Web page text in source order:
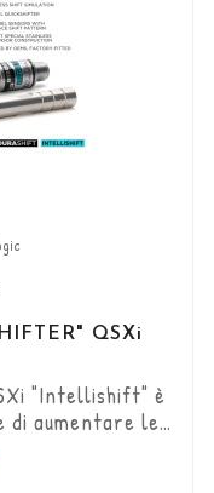
QSXi
"Intellishift" è
di aumentare le
la frizione.
con connettori